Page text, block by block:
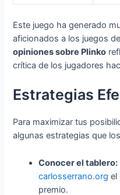
Este juego ha generado
aficionados a los juegos
opiniones sobre Plinko
crítica de los jugadores
Estrategias
Para maximizar tus
algunas estrategias que
Conocer el tablero:
carlosserrano.org el
premio.